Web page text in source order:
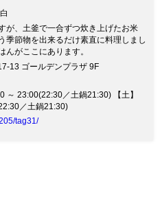
が、土釜で一合ずつ炊き上げたお米
季節物を出来るだけ素直に料理しまし
んがここにあります。
13 ゴールデンプラザ 9F
～ 23:00(22:30／土鍋21:30) 【土】
／土鍋21:30)
tag31/